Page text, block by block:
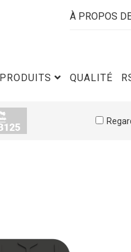
À PROPOS
PRODUITS QUALITÉ